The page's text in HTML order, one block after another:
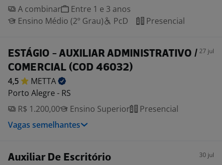
A combinar
Entre 1 e 3 anos
Ensino Médio (2º Grau)
PcD Presencial
ESTÁGIO - AUXILIAR ADMINISTRATIVO /
COMERCIAL (COD 46032)
27 jul
4,5
METTA
Porto Alegre - RS
R$ 1.200,00
Ensino Superior
Presencial
Vagas semelhantes
Auxiliar De Escritório 30 jul